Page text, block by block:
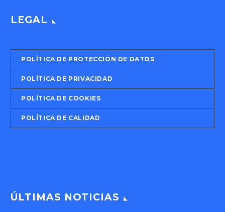
LEGAL
POLÍTICA DE PROTECCIÓN DE DATOS
POLÍTICA DE PRIVACIDAD
POLÍTICA DE COOKIES
POLÍTICA DE CALIDAD
ÚLTIMAS NOTICIAS